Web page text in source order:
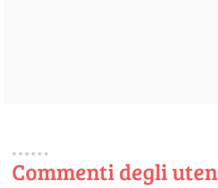
Commenti degli